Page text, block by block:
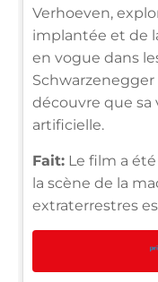
Verhoeven,
implantée et de
en vogue dans
découvre que
artificielle.
Fait: Le film a
la scène de la
extraterrestres